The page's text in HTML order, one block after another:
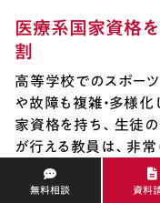
医療系国家資格
割
高等学校でのスポー
や故障も複雑・多様
家資格を持ち、生徒
が行える教員は、非
え、柔道整復師・鍼
ば、例えば高校の保
無料相談 資料